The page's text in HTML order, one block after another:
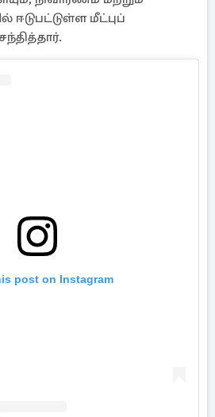
ஈடுபட்டுள்ள மீட்புப்
post on Instagram